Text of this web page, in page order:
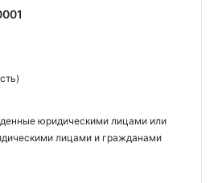
юридическими лицами или
лицами и гражданами